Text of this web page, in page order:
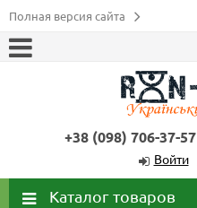
Полная версия сайта
+38 (098) 706-37-57
Войти
Каталог товаров